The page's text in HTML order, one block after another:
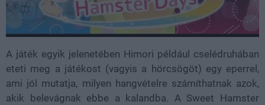
A játék egyik jelenetében Himori például cselédruhában
eteti meg a játékost (vagyis a hörcsögöt) egy eperrel,
ami jól mutatja, milyen hangvételre számíthatnak azok,
akik belevágnak ebbe a kalandba. A Sweet Hamster